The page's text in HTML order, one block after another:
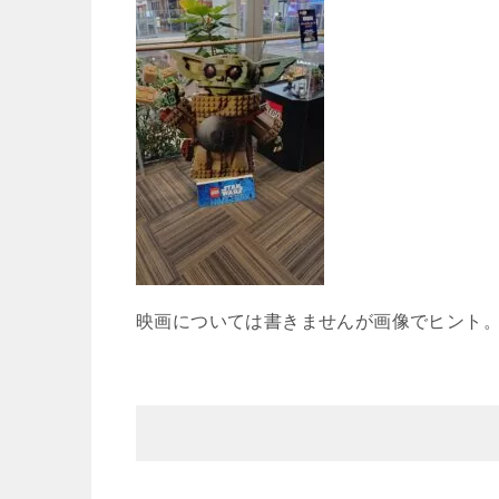
映画については書きませんが画像でヒント